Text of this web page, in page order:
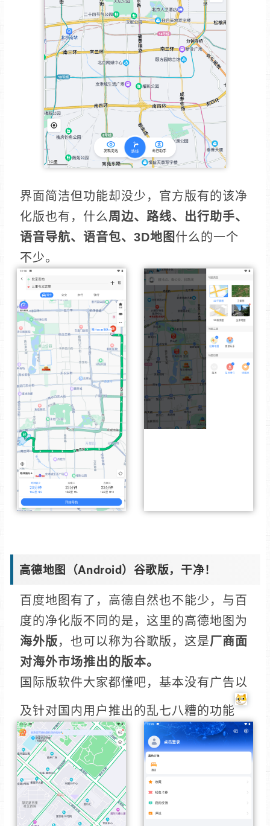
界面简洁但功能却没少，官方版有的该净
化版也有，什么周边、路线、出行助手、
语音导航、语音包、3D地图 什么的一个
不少。
高德地图（Android）谷歌版，干净！
百度地图有了，高德自然也不能少，与百
度的净化版不同的是，这里的高德地图为
海外版，也可以称为谷歌版， 这是厂商面
对海外市场推出的版本。
国际版软件大家都懂吧，基本没有广告以
及针对国内用户推出的乱七八糟的功能